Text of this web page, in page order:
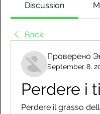
Discussion
Back
Проверено
September 8,
Perdere i
Perdere il grasso